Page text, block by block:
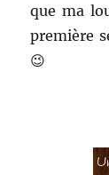
que ma
première
😉